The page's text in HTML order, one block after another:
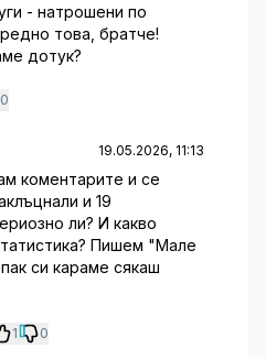
- натрошени по
това, братче!
дотук?
0
19.05.2026, 11:13
коментарите и се
и 19
ли? И какво
Пишем "Мале
си караме сякаш
1 0